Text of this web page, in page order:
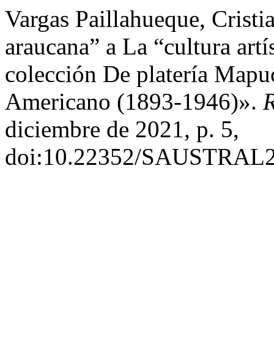
Vargas Paillahueque,
araucana” a La “cultura
colección De platería
Americano (1893-1946)».
diciembre de 2021, p. 5,
doi:10.22352/